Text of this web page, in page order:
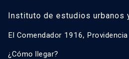
Instituto de estudios urbanos
El Comendador 1916, Providencia
¿Cómo llegar?